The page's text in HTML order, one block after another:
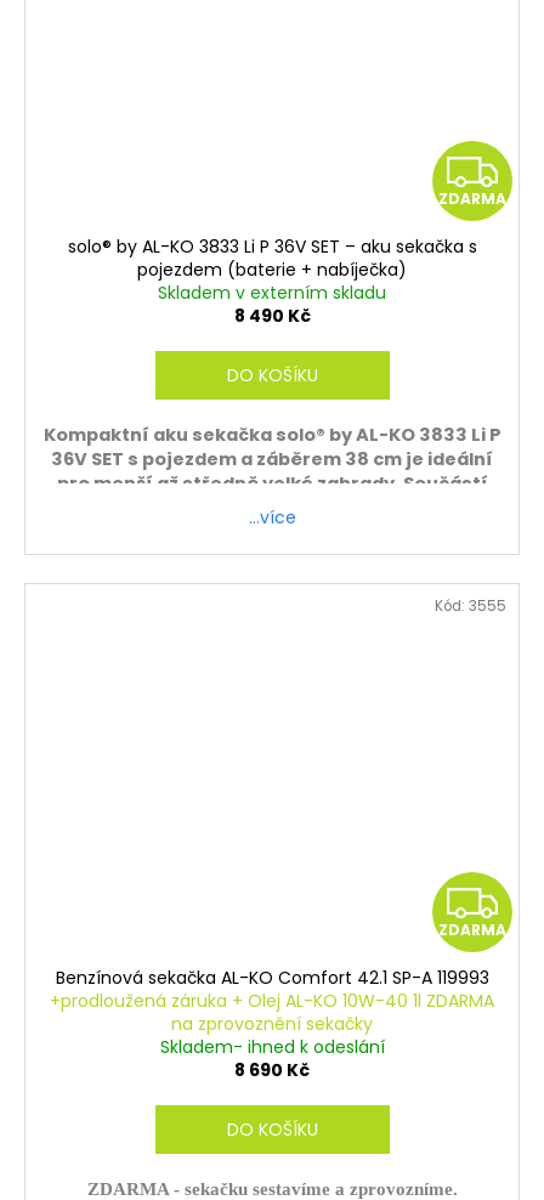
Z
D
A
ZDARMA
solo® by AL-KO 3833 Li P 36V SET – aku sekačka s
pojezdem (baterie + nabíječka)
Skladem v externím skladu
8 490 Kč
DO KOŠÍKU
Kompaktní aku sekačka solo® by AL-KO 3833 Li P
36V SET s pojezdem a záběrem 38 cm je ideální
pro menší až středně velké zahrady. Součástí
balení je baterie i nabíječka.
…více
Z
D
ZDARMA
Benzínová sekačka AL-KO Comfort 42.1 SP-A 119993
+prodloužená záruka + Olej AL-KO 10W-40 1l ZDARMA
na zprovoznění sekačky
Skladem- ihned k odeslání
8 690 Kč
DO KOŠÍKU
ZDARMA - sekačku sestavíme a zprovozníme.
Kód: 3555